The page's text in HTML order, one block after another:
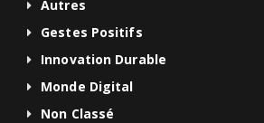
Autres
Gestes Positifs
Innovation Durable
Monde Digital
Non Classé